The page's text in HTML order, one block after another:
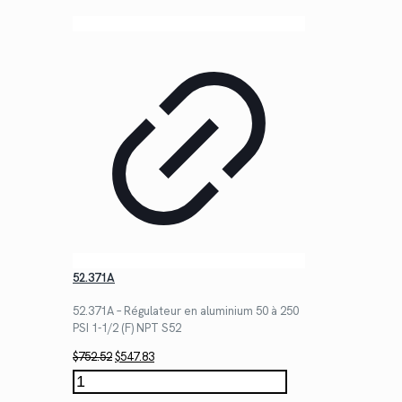
52.371A
52.371A – Régulateur en aluminium 50 à 250
PSI 1-1/2 (F) NPT S52
$752.52Le
prix
initial
$547.83Le
prix
actuel
quantité
de